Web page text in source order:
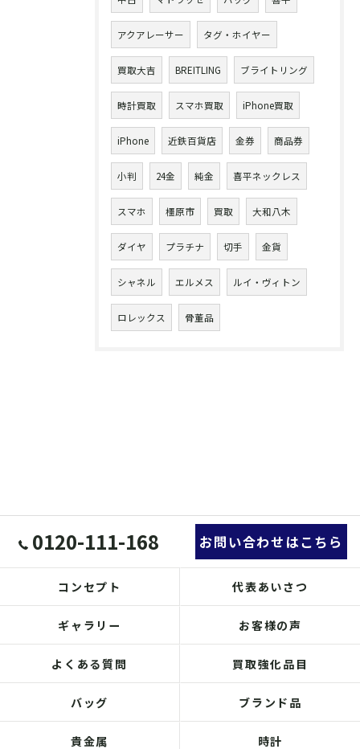
アクアレーサー タグ・ホイヤー
買取大吉 BREITLING ブライトリング
時計買取 スマホ買取 iPhone買取
iPhone 近鉄百貨店 金券 商品券
小判 24金 純金 喜平ネックレス
スマホ 橿原市 買取 大和八木
ダイヤ プラチナ 切手 金貨
シャネル エルメス ルイ・ヴィトン
ロレックス 骨董品
0120-111-168 お問い合わせはこちら
コンセプト 代表あいさつ
ギャラリー お客様の声
よくある質問 買取強化品目
バッグ ブランド品
貴金属 時計